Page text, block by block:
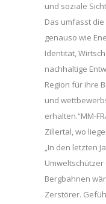
und soziale
Das umfasst
genauso wie
Identität,
nachhaltige
Region für ihre
und
erhalten.“MM-
Zillertal, wo
„In den letzten
Bergbahnen
Zerstörer.